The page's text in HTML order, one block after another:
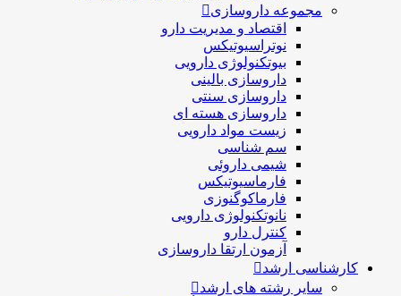
مجموعه داروسازی
اقتصاد و مديريت دارو
نوتراسیوتیکس
بيوتكنولوژی دارویی
داروسازی بالينی
داروسازی سنتی
داروسازی هسته ای
زیست مواد دارویی
سم شناسی
شيمی داروئی
فارماسيوتيكس
فارماكوگنوزی
نانوتکنولوژی دارویی
كنترل دارو
آزمون ارتقا داروسازی
کارشناسی ارشد
سایر رشته های ارشد